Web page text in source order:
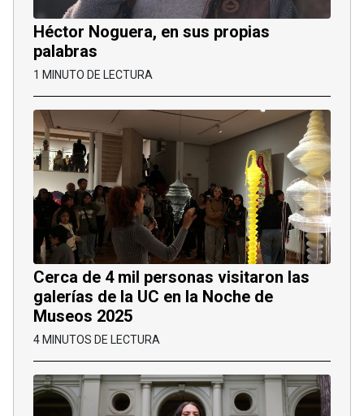
Héctor Noguera, en sus propias
palabras
1 MINUTO DE LECTURA
Cerca de 4 mil personas visitaron las
galerías de la UC en la Noche de
Museos 2025
4 MINUTOS DE LECTURA